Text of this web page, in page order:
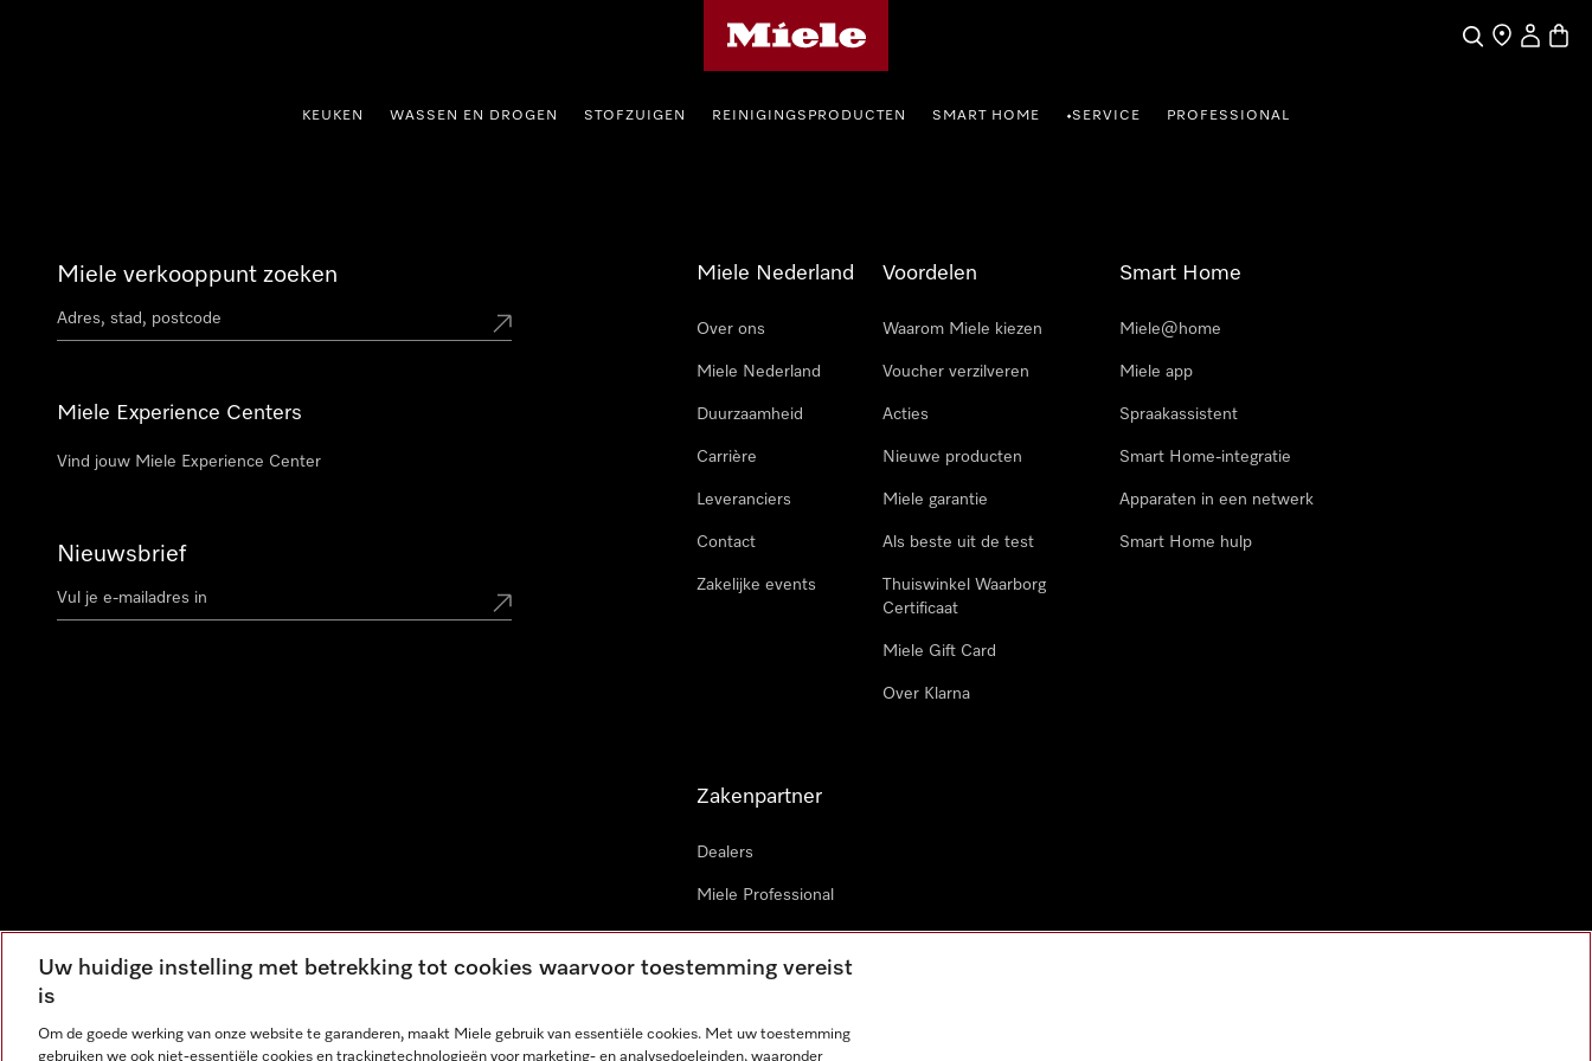
Wat zoek je?
Dealer zoeken
Mijn
KEUKEN WASSEN EN DROGEN STOFZUIGEN REINIGINGSPRODUCTEN SMART HOME •SERVICE PROFESSIONAL
Miele verkooppunt zoeken
Miele Experience Centers
Vind jouw Miele Experience Center
Nieuwsbrief
Miele Nederland
Over ons
Miele Nederland
Duurzaamheid
Carrière
Leveranciers
Contact
Zakelijke events
Voordelen
Waarom Miele kiezen
Voucher verzilveren
Acties
Nieuwe producten
Miele garantie
Als beste uit de test
Thuiswinkel Waarborg
Certificaat
Miele Gift Card
Over Klarna
Smart Home
Miele@home
Miele app
Spraakassistent
Smart Home-integratie
Apparaten in een netwerk
Smart Home hulp
Zakenpartner
Dealers
Miele Professional
Miele in projecten
Miele Marine
Uw huidige instelling met betrekking tot cookies waarvoor toestemming vereist
is
Om de goede werking van onze website te garanderen, maakt Miele gebruik van essentiële cookies. Met uw toestemming
gebruiken we ook niet-essentiële cookies en trackingtechnologieën voor marketing- en analysedoeleinden, waaronder